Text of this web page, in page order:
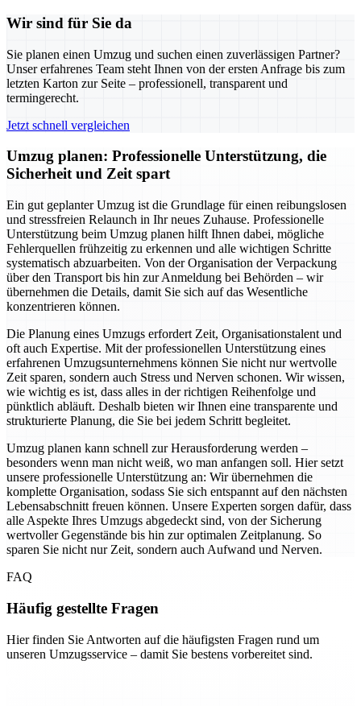
Wir sind für Sie da
Sie planen einen Umzug und suchen einen zuverlässigen Partner?
Unser erfahrenes Team steht Ihnen von der ersten Anfrage bis zum
letzten Karton zur Seite – professionell, transparent und
termingerecht.
Jetzt schnell vergleichen
Umzug planen: Professionelle Unterstützung, die
Sicherheit und Zeit spart
Ein gut geplanter Umzug ist die Grundlage für einen reibungslosen
und stressfreien Relaunch in Ihr neues Zuhause. Professionelle
Unterstützung beim Umzug planen hilft Ihnen dabei, mögliche
Fehlerquellen frühzeitig zu erkennen und alle wichtigen Schritte
systematisch abzuarbeiten. Von der Organisation der Verpackung
über den Transport bis hin zur Anmeldung bei Behörden – wir
übernehmen die Details, damit Sie sich auf das Wesentliche
konzentrieren können.
Die Planung eines Umzugs erfordert Zeit, Organisationstalent und
oft auch Expertise. Mit der professionellen Unterstützung eines
erfahrenen Umzugsunternehmens können Sie nicht nur wertvolle
Zeit sparen, sondern auch Stress und Nerven schonen. Wir wissen,
wie wichtig es ist, dass alles in der richtigen Reihenfolge und
pünktlich abläuft. Deshalb bieten wir Ihnen eine transparente und
strukturierte Planung, die Sie bei jedem Schritt begleitet.
Umzug planen kann schnell zur Herausforderung werden –
besonders wenn man nicht weiß, wo man anfangen soll. Hier setzt
unsere professionelle Unterstützung an: Wir übernehmen die
komplette Organisation, sodass Sie sich entspannt auf den nächsten
Lebensabschnitt freuen können. Unsere Experten sorgen dafür, dass
alle Aspekte Ihres Umzugs abgedeckt sind, von der Sicherung
wertvoller Gegenstände bis hin zur optimalen Zeitplanung. So
sparen Sie nicht nur Zeit, sondern auch Aufwand und Nerven.
FAQ
Häufig gestellte Fragen
Hier finden Sie Antworten auf die häufigsten Fragen rund um
unseren Umzugsservice – damit Sie bestens vorbereitet sind.